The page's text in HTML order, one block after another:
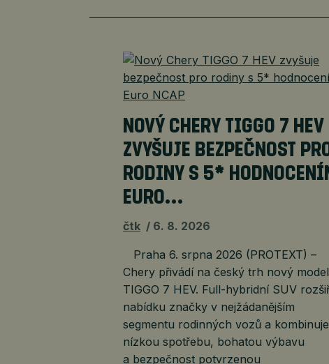
NOVÝ CHERY TIGGO 7 HEV
ZVYŠUJE BEZPEČNOST
RODINY S 5*
EURO…
čtk 6. 8. 2026
Praha 6. srpna 2026 (PROTEXT) –
Chery přivádí na český trh nový model
TIGGO 7 HEV. Full-hybridní SUV
nabídku značky v nejžádanějším
segmentu rodinných vozů a kombinuje
nízkou spotřebu, bohatou výbavu
a bezpečnost potvrzenou